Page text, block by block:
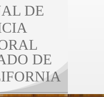
DE
DE